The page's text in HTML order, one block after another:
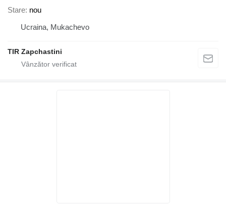
Stare nou
Ucraina, Mukachevo
TIR Zapchastini